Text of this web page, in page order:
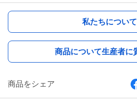
私たちについて
商品について生産者に
商品をシェア